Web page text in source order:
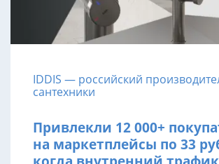
IDDIS — российский
сантехники
Привлекли 12 000+
на маркетплейсы по 33